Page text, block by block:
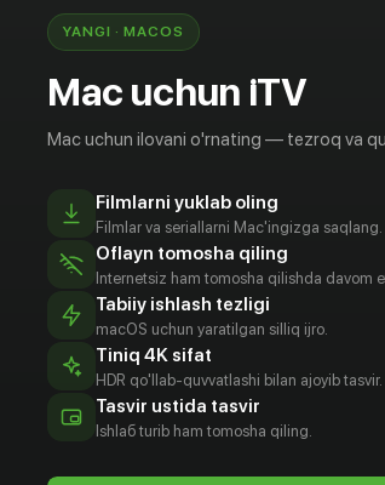
YANGI · MACOS
Mac uchun iTV
Mac uchun ilovani o'rnating — tezroq va
Filmlarni yuklab oling
Filmlar va seriallarni Mac'ingizga saqlang.
Oflayn tomosha qiling
Internetsiz ham tomosha qilishda davom
Tabiiy ishlash tezligi
macOS uchun yaratilgan silliq ijro.
Tiniq 4K sifat
HDR qo'llab-quvvatlashi bilan ajoyib tasvir.
Tasvir ustida tasvir
Ishlаб turib ham tomosha qiling.